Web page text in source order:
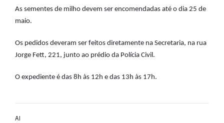
As sementes de milho devem ser encomendadas até o dia 25 de
maio.
Os pedidos deveram ser feitos diretamente na Secretaria, na rua
Jorge Fett, 221, junto ao prédio da Polícia Civil.
O expediente é das 8h às 12h e das 13h às 17h.
AI